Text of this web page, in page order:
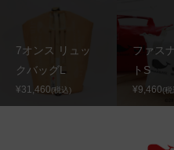
7オンス リュッ
クバッグL
¥31,460(税込)
ファス
トS
¥9,460(